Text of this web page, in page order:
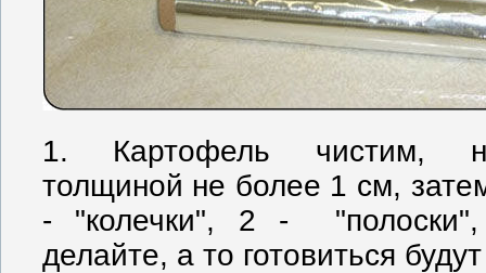
1. Картофель чистим,
толщиной не более 1 см,
- "колечки", 2 -
делайте, а то готовиться